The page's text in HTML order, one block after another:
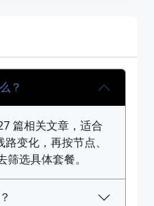
？
篇相关文章，适合
变化，再按节点、
选具体套餐。